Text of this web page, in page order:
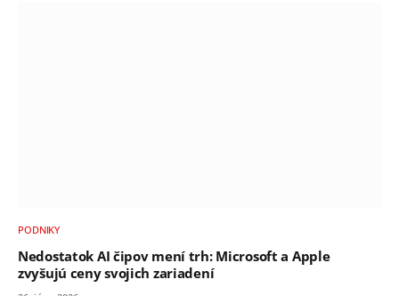
PODNIKY
Nedostatok AI čipov mení trh: Microsoft a Apple
zvyšujú ceny svojich zariadení